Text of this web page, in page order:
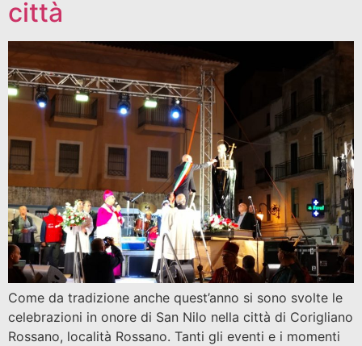
città
Come da tradizione anche quest’anno si sono svolte le
celebrazioni in onore di San Nilo nella città di Corigliano
Rossano, località Rossano. Tanti gli eventi e i momenti